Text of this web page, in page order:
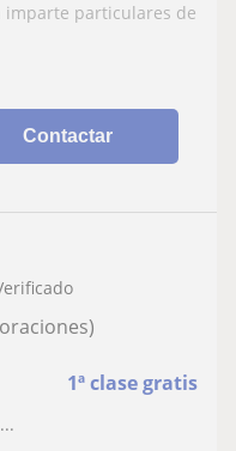
imparte particulares de
Contactar
1ª clase gratis